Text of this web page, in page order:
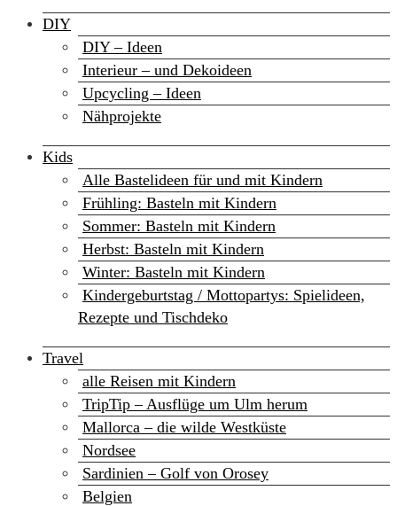
DIY
DIY – Ideen
Interieur – und Dekoideen
Upcycling – Ideen
Nähprojekte
Kids
Alle Bastelideen für und mit Kindern
Frühling: Basteln mit Kindern
Sommer: Basteln mit Kindern
Herbst: Basteln mit Kindern
Winter: Basteln mit Kindern
Kindergeburtstag / Mottopartys: Spielideen,
Rezepte und Tischdeko
Travel
alle Reisen mit Kindern
TripTip – Ausflüge um Ulm herum
Mallorca – die wilde Westküste
Nordsee
Sardinien – Golf von Orosey
Belgien